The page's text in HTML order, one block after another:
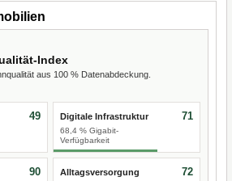
Index
aus 100 % Datenabdeckung.
49 Digitale Infrastruktur
68,4 % Gigabit-
Verfügbarkeit
71
90 Alltagsversorgung 72